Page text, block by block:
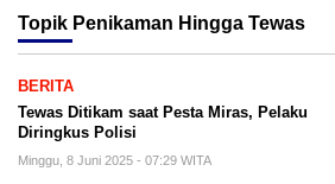
Topik Penikaman Hingga Tewas
BERITA
Tewas Ditikam saat Pesta Miras, Pelaku
Diringkus Polisi
Minggu, 8 Juni 2025 - 07:29 WITA